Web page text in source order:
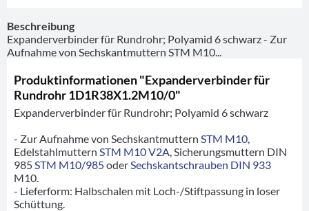
Beschreibung
Expanderverbinder für Rundrohr; Polyamid 6 schwarz - Zur
Aufnahme von Sechskantmuttern STM M10...
Produktinformationen "Expanderverbinder für
Rundrohr 1D1R38X1.2M10/0"
Expanderverbinder für Rundrohr; Polyamid 6 schwarz
- Zur Aufnahme von Sechskantmuttern STM M10
Edelstahlmuttern STM M10 V2A , Sicherungsmuttern DIN
985 STM M10/985oder Sechskantschrauben DIN 933
M10.
- Lieferform: Halbschalen mit Loch-/Stiftpassung in loser
Schüttung.